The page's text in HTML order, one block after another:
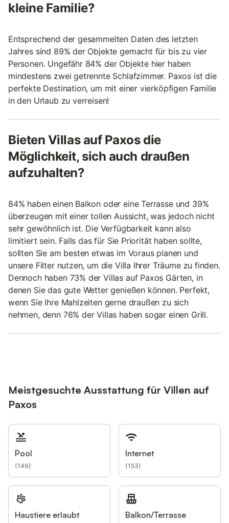
kleine Familie?
Entsprechend der gesammelten Daten des letzten
Jahres sind 89% der Objekte gemacht für bis zu vier
Personen. Ungefähr 84% der Objekte hier haben
mindestens zwei getrennte Schlafzimmer. Paxos ist die
perfekte Destination, um mit einer vierköpfigen Familie
in den Urlaub zu verreisen!
Bieten Villas auf Paxos die
Möglichkeit, sich auch draußen
aufzuhalten?
84% haben einen Balkon oder eine Terrasse und 39%
überzeugen mit einer tollen Aussicht, was jedoch nicht
sehr gewöhnlich ist. Die Verfügbarkeit kann also
limitiert sein. Falls das für Sie Priorität haben sollte,
sollten Sie am besten etwas im Voraus planen und
unsere Filter nutzen, um die Villa Ihrer Träume zu finden.
Dennoch haben 73% der Villas auf Paxos Gärten, in
denen Sie das gute Wetter genießen können. Perfekt,
wenn Sie Ihre Mahlzeiten gerne draußen zu sich
nehmen, denn 76% der Villas haben sogar einen Grill.
Meistgesuchte Ausstattung für Villen auf
Paxos
Pool
(149)
Internet
(153)
Haustiere erlaubt Balkon/Terrasse